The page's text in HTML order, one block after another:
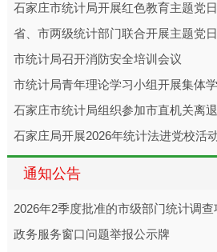
石家庄市统计局开展红色教育主题党
省、市两级统计部门联合开展主题党
市统计局召开消防安全培训会议
市统计局青年理论学习小组开展集体
石家庄市统计局组织参加市直机关离
部运动会
石家庄局开展2026年统计法进党校活
通知公告
2026年2季度批准的市级部门统计调查
目录
政务服务窗口问题举报公示牌